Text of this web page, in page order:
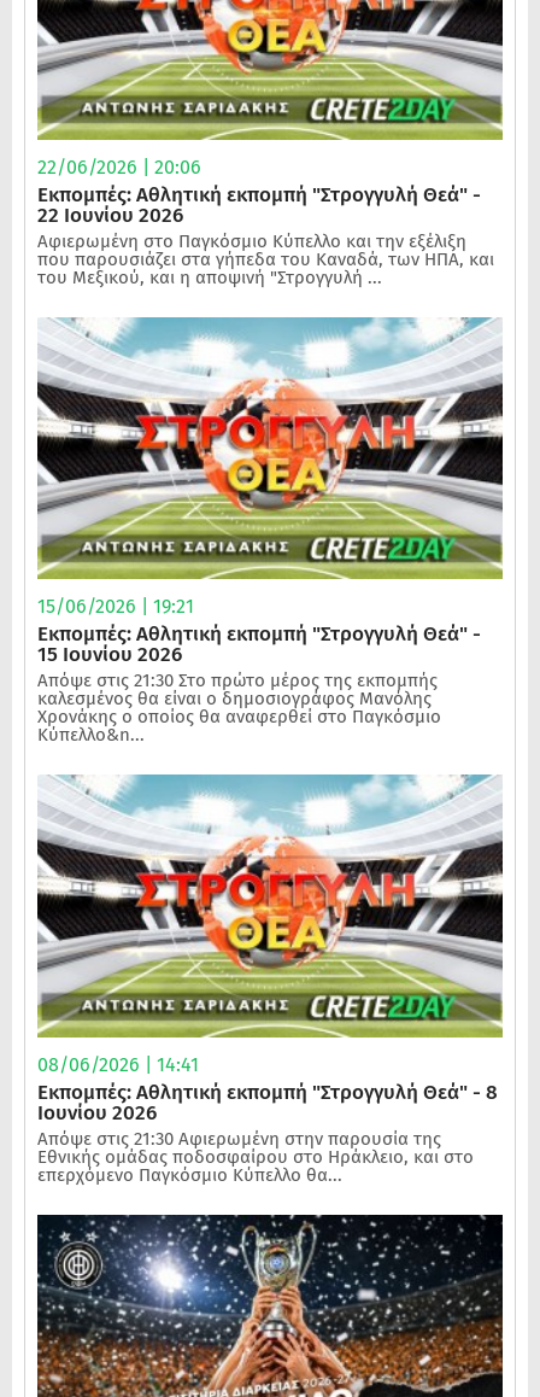
22/06/2026 | 20:06
Εκπομπές: Αθλητική εκπομπή "Στρογγυλή Θεά" -
22 Ιουνίου 2026
Αφιερωμένη στο Παγκόσμιο Κύπελλο και την εξέλιξη
που παρουσιάζει στα γήπεδα του Καναδά, των ΗΠΑ, και
του Μεξικού, και η αποψινή "Στρογγυλή ...
15/06/2026 | 19:21
Εκπομπές: Αθλητική εκπομπή "Στρογγυλή Θεά" -
15 Ιουνίου 2026
Απόψε στις 21:30 Στο πρώτο μέρος της εκπομπής
καλεσμένος θα είναι ο δημοσιογράφος Μανόλης
Χρονάκης ο οποίος θα αναφερθεί στο Παγκόσμιο
Κύπελλο&n...
08/06/2026 | 14:41
Εκπομπές: Αθλητική εκπομπή "Στρογγυλή Θεά" - 8
Ιουνίου 2026
Απόψε στις 21:30 Αφιερωμένη στην παρουσία της
Εθνικής ομάδας ποδοσφαίρου στο Ηράκλειο, και στο
επερχόμενο Παγκόσμιο Κύπελλο θα...